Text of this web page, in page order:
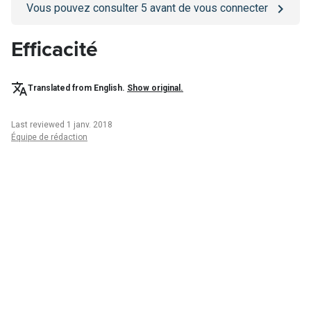
Go to/se-connecterpage
Vous pouvez consulter 5 avant de vous connecter
Efficacité
Translated from English. Show original.
Last reviewed 1 janv. 2018
Équipe de rédaction